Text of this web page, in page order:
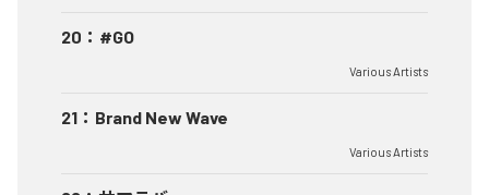
20 ： #GO
Various Artists
21 ： Brand New Wave
Various Artists